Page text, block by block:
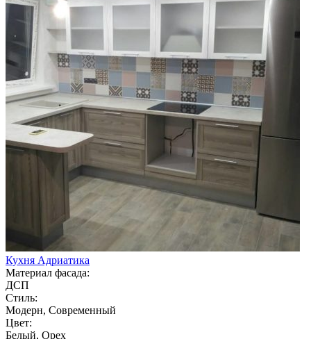
Кухня Адриатика
Материал фасада:
ДСП
Стиль:
Модерн, Современный
Цвет:
Белый, Орех